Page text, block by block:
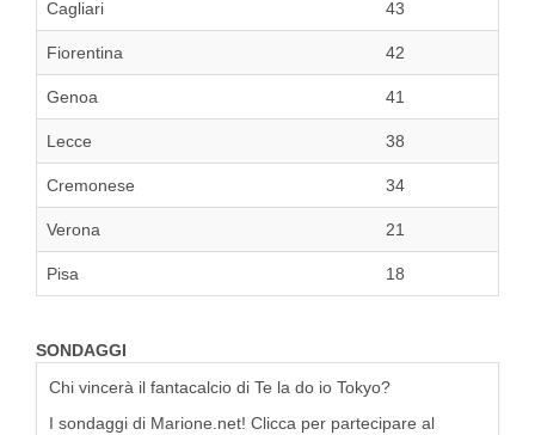
Cagliari 43
Fiorentina 42
Genoa 41
Lecce 38
Cremonese 34
Verona 21
Pisa 18
SONDAGGI
Chi vincerà il fantacalcio di Te la do io Tokyo?
I sondaggi di Marione.net! Clicca per partecipare al